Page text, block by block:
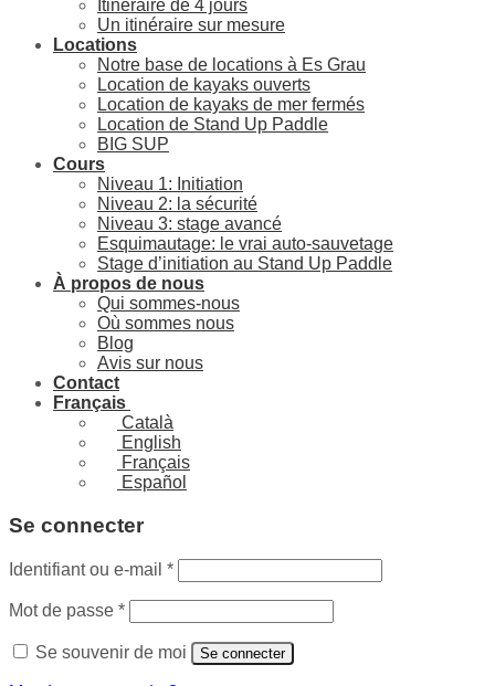
Itinéraire de 4 jours
Un itinéraire sur mesure
Locations
Notre base de locations à Es Grau
Location de kayaks ouverts
Location de kayaks de mer fermés
Location de Stand Up Paddle
BIG SUP
Cours
Niveau 1: Initiation
Niveau 2: la sécurité
Niveau 3: stage avancé
Esquimautage: le vrai auto-sauvetage
Stage d’initiation au Stand Up Paddle
À propos de nous
Qui sommes-nous
Où sommes nous
Blog
Avis sur nous
Contact
Français
Català
English
Français
Español
Se connecter
Identifiant ou e-mail *Obligatoire
Mot de passe *Obligatoire
Se souvenir de moi Se connecter